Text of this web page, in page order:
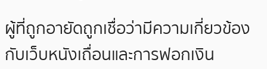
ผู้ที่ถูกอายัดถูกเชื่อว่ามีความเกี่ยวข้อง
กับเว็บหนังเถื่อนและการฟอกเงิน